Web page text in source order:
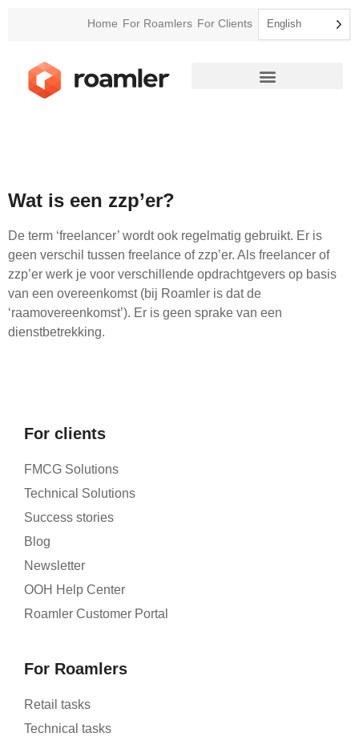
Home For Roamlers For Clients English
Wat is een zzp’er?
De term ‘freelancer’ wordt ook regelmatig gebruikt. Er is
geen verschil tussen freelance of zzp’er. Als freelancer of
zzp’er werk je voor verschillende opdrachtgevers op basis
van een overeenkomst (bij Roamler is dat de
‘raamovereenkomst’). Er is geen sprake van een
dienstbetrekking.
For clients
FMCG Solutions
Technical Solutions
Success stories
Blog
Newsletter
OOH Help Center
Roamler Customer Portal
For Roamlers
Retail tasks
Technical tasks